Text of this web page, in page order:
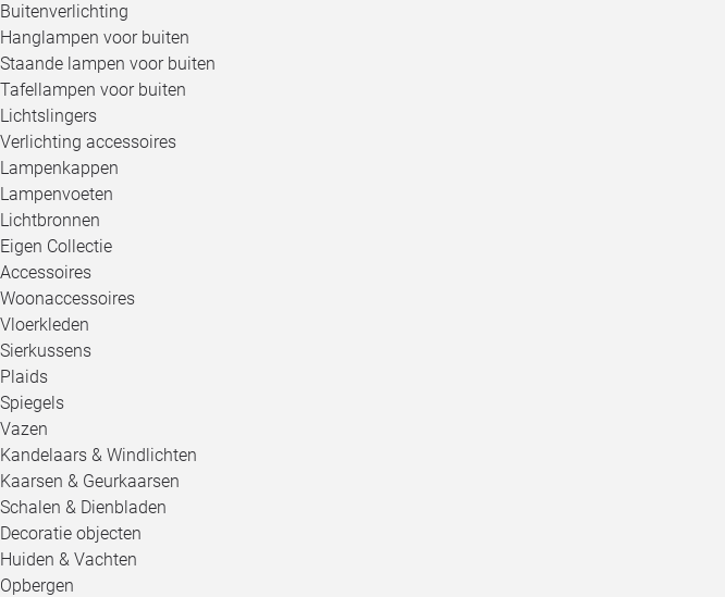
Buitenverlichting
Hanglampen voor buiten
Staande lampen voor buiten
Tafellampen voor buiten
Lichtslingers
Verlichting accessoires
Lampenkappen
Lampenvoeten
Lichtbronnen
Eigen Collectie
Accessoires
Woonaccessoires
Vloerkleden
Sierkussens
Plaids
Spiegels
Vazen
Kandelaars & Windlichten
Kaarsen & Geurkaarsen
Schalen & Dienbladen
Decoratie objecten
Huiden & Vachten
Opbergen